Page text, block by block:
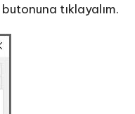
butonuna tıklayalım.